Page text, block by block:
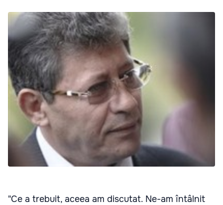
"Ce a trebuit, aceea am discutat. Ne-am întâlnit